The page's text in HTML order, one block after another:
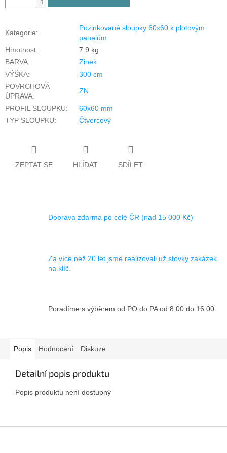
Kategorie:
Pozinkované sloupky 60x60 k plotovým
panelům
Hmotnost:
7.9 kg
BARVA:
Zinek
VÝŠKA:
300 cm
POVRCHOVÁ
ÚPRAVA:
ZN
PROFIL SLOUPKU:
60x60 mm
TYP SLOUPKU: Čtvercový
ZEPTAT SE HLÍDAT SDÍLET
Doprava zdarma po celé ČR (nad 15 000 Kč)
Za více než 20 let jsme realizovali už stovky zakázek
na klíč.
Poradíme s výběrem od PO do PA od 8:00 do 16:00.
Popis Hodnocení Diskuze
Detailní popis produktu
Popis produktu není dostupný